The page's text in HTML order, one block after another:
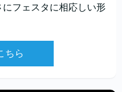
フェスタに相応しい形
ちら